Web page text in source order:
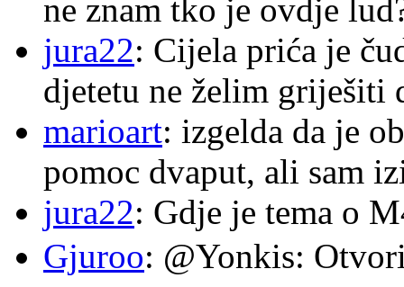
ne znam tko je ovdje
jura22: Cijela prića je
djetetu ne želim griješiti
marioart: izgelda da je
pomoc dvaput, ali sam
jura22: Gdje je tema o
Gjuroo: @Yonkis: